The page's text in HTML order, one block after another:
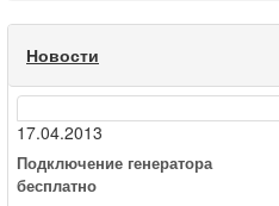
Новости
17.04.2013
Подключение генератора
бесплатно